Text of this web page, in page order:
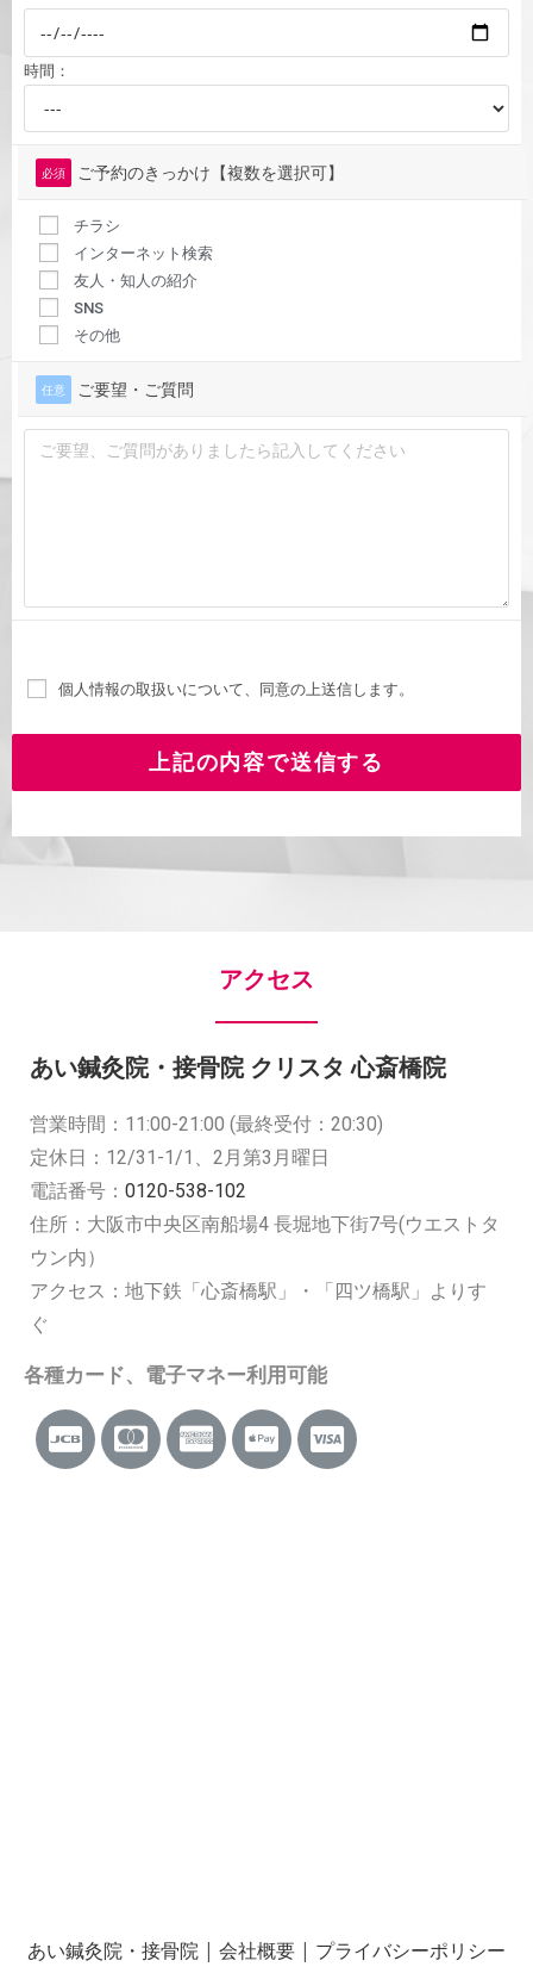
時間：
必須 ご予約のきっかけ【複数を選択可】
チラシ
インターネット検索
友人・知人の紹介
SNS
その他
任意 ご要望・ご質問
個人情報の取扱いについて、同意の上送信します。
アクセス
あい鍼灸院・接骨院 クリスタ 心斎橋院
営業時間：11:00-21:00 (最終受付：20:30)
定休日：12/31-1/1、2月第3月曜日
電話番号： 0120-538-102
住所：大阪市中央区南船場4 長堀地下街7号(ウエストタ
ウン内）
アクセス：地下鉄「心斎橋駅」・「四ツ橋駅」よりす
ぐ
各種カード、電子マネー利用可能
あい鍼灸院・接骨院 | 会社概要 | プライバシーポリシー